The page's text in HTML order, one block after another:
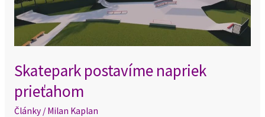
Skatepark postavíme napriek
prieťahom
Články/ Milan Kaplan